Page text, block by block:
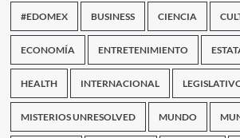
#EDOMEX BUSINESS CIENCIA
ECONOMÍA ENTRETENIMIENTO
HEALTH INTERNACIONAL
MISTERIOS UNRESOLVED MUNDO